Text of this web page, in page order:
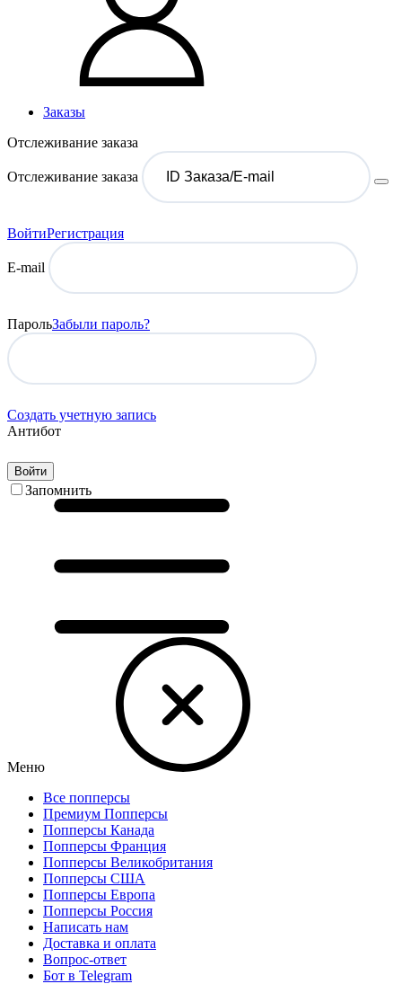
Заказы
Отслеживание заказа
Отслеживание заказа
ВойтиРегистрация
E-mail
ПарольЗабыли пароль?
Создать учетную запись
Антибот
Войти
Запомнить
Меню
Все попперсы
Премиум Попперсы
Попперсы Канада
Попперсы Франция
Попперсы Великобритания
Попперсы США
Попперсы Европа
Попперсы Россия
Написать нам
Доставка и оплата
Вопрос-ответ
Бот в Telegram